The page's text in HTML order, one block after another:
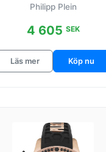
Ø42 mm
Philipp Plein
4 605 SEK
Läs mer Köp nu